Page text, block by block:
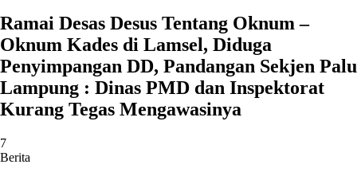
Ramai Desas Desus Tentang Oknum –
Oknum Kades di Lamsel, Diduga
Penyimpangan DD, Pandangan Sekjen Palu
Lampung : Dinas PMD dan Inspektorat
Kurang Tegas Mengawasinya
7
Berita